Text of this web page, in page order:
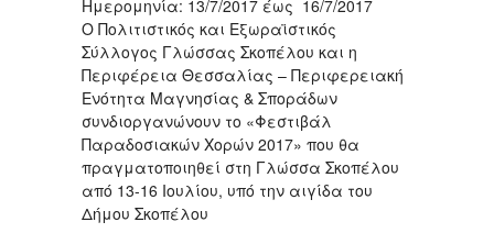
Ημερομηνία: 13/7/2017 έως 16/7/2017
Ο Πολιτιστικός και Εξωραϊστικός
Σύλλογος Γλώσσας Σκοπέλου και η
Περιφέρεια Θεσσαλίας – Περιφερειακή
Ενότητα Μαγνησίας & Σποράδων
συνδιοργανώνουν το «Φεστιβάλ
Παραδοσιακών Χορών 2017» που θα
πραγματοποιηθεί στη Γλώσσα Σκοπέλου
από 13-16 Ιουλίου, υπό την αιγίδα του
Δήμου Σκοπέλου